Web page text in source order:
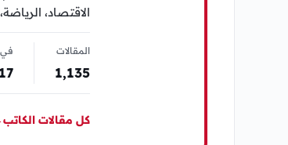
الاقتصاد،
المقالات
1٬135
في
كل مقالات الكاتب